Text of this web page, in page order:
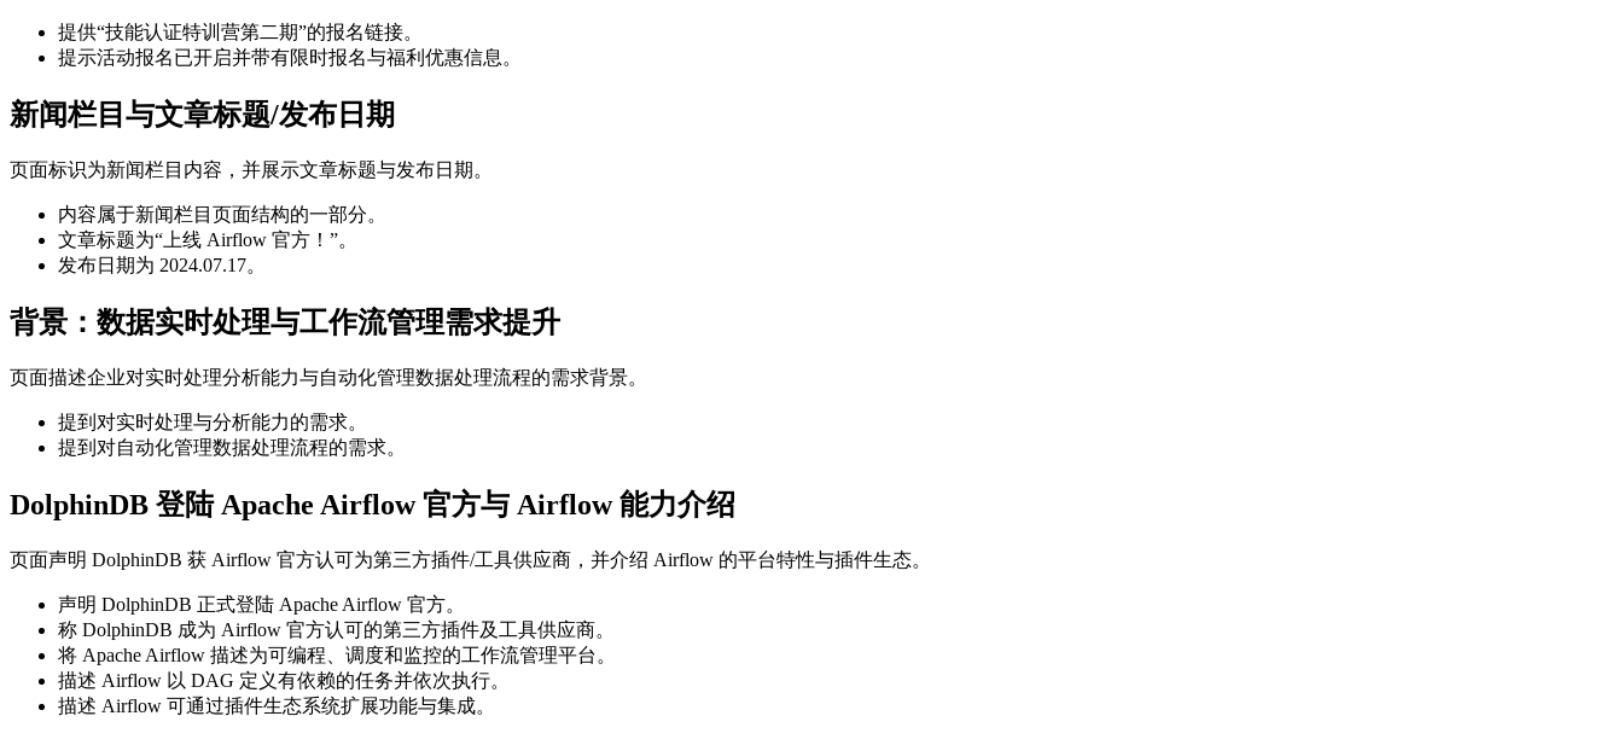
提供“技能认证特训营第二期”的报名链接。
提示活动报名已开启并带有限时报名与福利优惠信息。
新闻栏目与文章标题/发布日期
页面标识为新闻栏目内容，并展示文章标题与发布日期。
内容属于新闻栏目页面结构的一部分。
文章标题为“上线 Airflow 官方！”。
发布日期为 2024.07.17。
背景：数据实时处理与工作流管理需求提升
页面描述企业对实时处理分析能力与自动化管理数据处理流程的需求背景。
提到对实时处理与分析能力的需求。
提到对自动化管理数据处理流程的需求。
DolphinDB 登陆 Apache Airflow 官方与 Airflow 能力介绍
页面声明 DolphinDB 获 Airflow 官方认可为第三方插件/工具供应商，并介绍 Airflow 的平台特性与插件生态。
声明 DolphinDB 正式登陆 Apache Airflow 官方。
称 DolphinDB 成为 Airflow 官方认可的第三方插件及工具供应商。
将 Apache Airflow 描述为可编程、调度和监控的工作流管理平台。
描述 Airflow 以 DAG 定义有依赖的任务并依次执行。
描述 Airflow 可通过插件生态系统扩展功能与集成。